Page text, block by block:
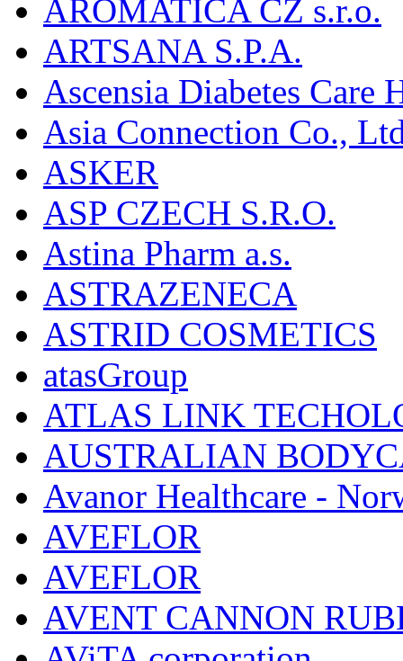
AROMATICA CZ s.r.o.
ARTSANA S.P.A.
Ascensia Diabetes Care
Asia Connection Co.,
ASKER
ASP CZECH S.R.O.
Astina Pharm a.s.
ASTRAZENECA
ASTRID COSMETICS
atasGroup
ATLAS LINK
AUSTRALIAN
Avanor Healthcare -
AVEFLOR
AVEFLOR
AVENT CANNON